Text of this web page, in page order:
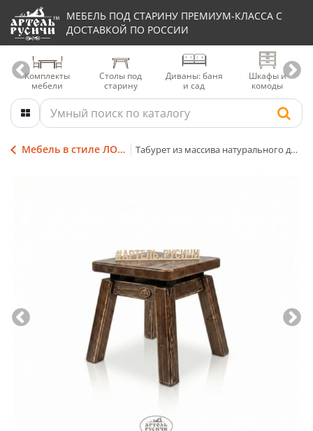
МЕБЕЛЬ ПОД СТАРИНУ ПРЕМИУМ-КЛАССА С
ДОСТАВКОЙ ПО РОССИИ
Комплекты
мебели
Столы под
старину
Диваны: баня
и сад
Шкафы и
комоды
Мебель в стиле ЛОФТ (LOFT) Табурет из массива натурального дерева «Лофт»